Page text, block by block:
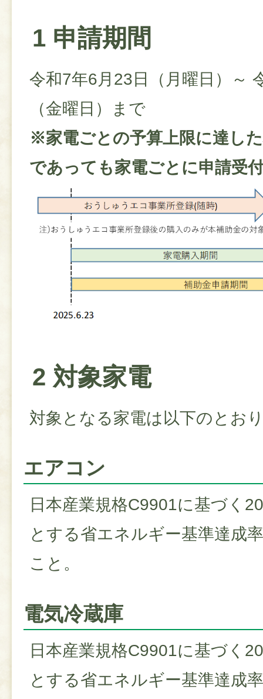
1 申請期間
令和7年6月23日（月曜日）～
（金曜日）まで
※家電ごとの予算上限に達し
であっても家電ごとに申請受
2 対象家電
対象となる家電は以下のとお
エアコン
日本産業規格C9901に基づく
とする省エネルギー基準達成
こと。
電気冷蔵庫
日本産業規格C9901に基づく
とする省エネルギー基準達成